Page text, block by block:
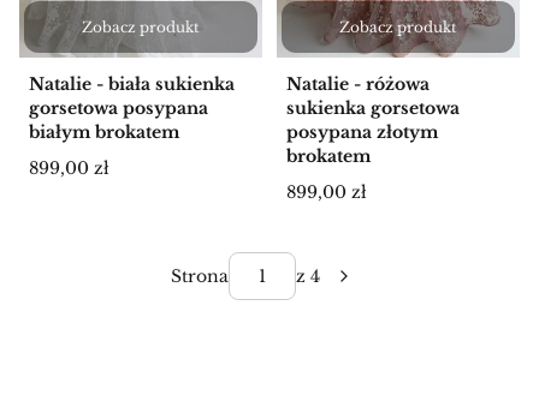
Zobacz produkt
Natalie - biała sukienka
gorsetowa posypana
białym brokatem
Cena
899,00 zł
Zobacz produkt
Natalie - różowa
sukienka gorsetowa
posypana złotym
brokatem
Cena
899,00 zł
Strona z 4